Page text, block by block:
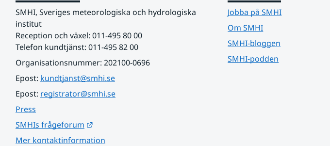
SMHI, Sveriges meteorologiska och hydrologiska
institut
Reception och växel: 011-495 80 00
Telefon kundtjänst: 011-495 82 00
Organisationsnummer: 202100-0696
Epost: kundtjanst@smhi.se
Epost: registrator@smhi.se
Press
SMHIs frågeforum
Mer kontaktinformation
Jobba på SMHI
Om SMHI
SMHI-bloggen
SMHI-podden